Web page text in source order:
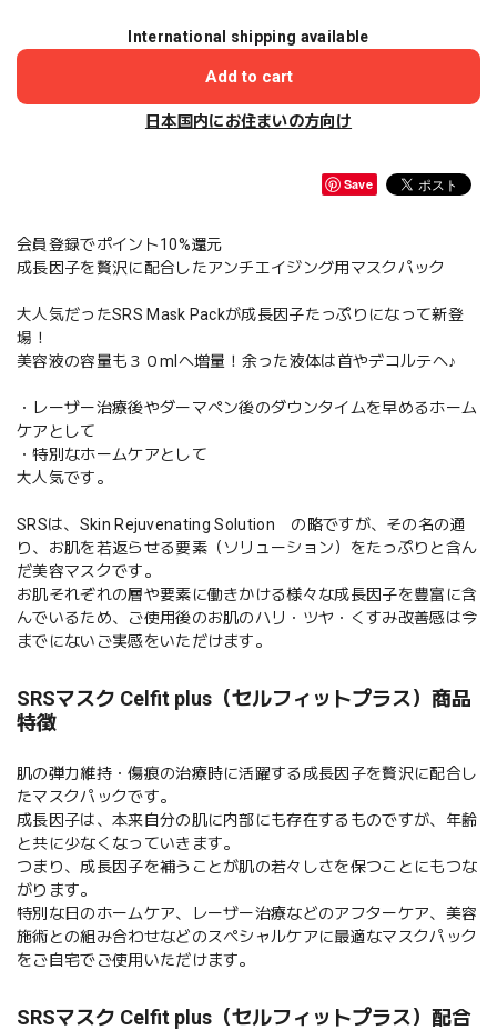
International shipping available
Add to cart
日本国内にお住まいの方向け
Save
会員登録でポイント10%還元
成長因子を贅沢に配合したアンチエイジング用マスクパック
大人気だったSRS Mask Packが成長因子たっぷりになって新登
場！
美容液の容量も３０mlへ増量！余った液体は首やデコルテへ♪
・レーザー治療後やダーマペン後のダウンタイムを早めるホーム
ケアとして
・特別なホームケアとして
大人気です。
SRSは、Skin Rejuvenating Solution の略ですが、その名の通
り、お肌を若返らせる要素（ソリューション）をたっぷりと含ん
だ美容マスクです。
お肌それぞれの層や要素に働きかける様々な成長因子を豊富に含
んでいるため、ご使用後のお肌のハリ・ツヤ・くすみ改善感は今
までにないご実感をいただけます。
SRSマスク Celfit plus（セルフィットプラス）商品
特徴
肌の弾力維持・傷痕の治療時に活躍する成長因子を贅沢に配合し
たマスクパックです。
成長因子は、本来自分の肌に内部にも存在するものですが、年齢
と共に少なくなっていきます。
つまり、成長因子を補うことが肌の若々しさを保つことにもつな
がります。
特別な日のホームケア、レーザー治療などのアフターケア、美容
施術との組み合わせなどのスペシャルケアに最適なマスクパック
をご自宅でご使用いただけます。
SRSマスク Celfit plus（セルフィットプラス）配合